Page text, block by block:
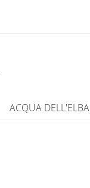
ACQUA DELL'ELBA